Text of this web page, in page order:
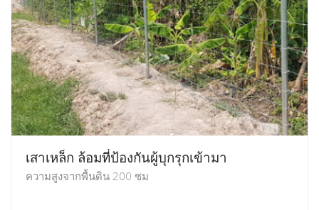
เสาเหล็ก ล้อมที่ป้องกันผู้บุกรุกเข้ามา
ความสูงจากพื้นดิน 200 ซม